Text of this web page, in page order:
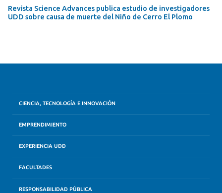
Revista Science Advances publica estudio de investigadores
UDD sobre causa de muerte del Niño de Cerro El Plomo
CIENCIA, TECNOLOGÍA E INNOVACIÓN
EMPRENDIMIENTO
EXPERIENCIA UDD
FACULTADES
RESPONSABILIDAD PÚBLICA